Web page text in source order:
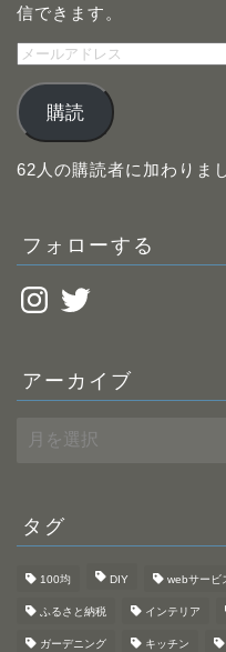
信できます。
メ
ル
ア
ド
レ
購読
62人の購読者に加わりま
フォローする
Instagram
Twitter
アーカイブ
ー
ブ
タグ
100均 DIY webサービ
ふるさと納税 インテリア
ガーデニング キッチン